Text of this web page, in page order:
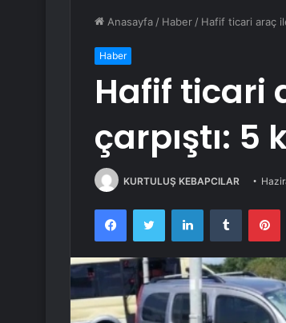
Anasayfa / Haber / Hafif ticari araç
Haber
Hafif ticari
çarpıştı: 5
KURTULUŞ KEBAPCILAR
FacebookTwitter LinkedInTumblr